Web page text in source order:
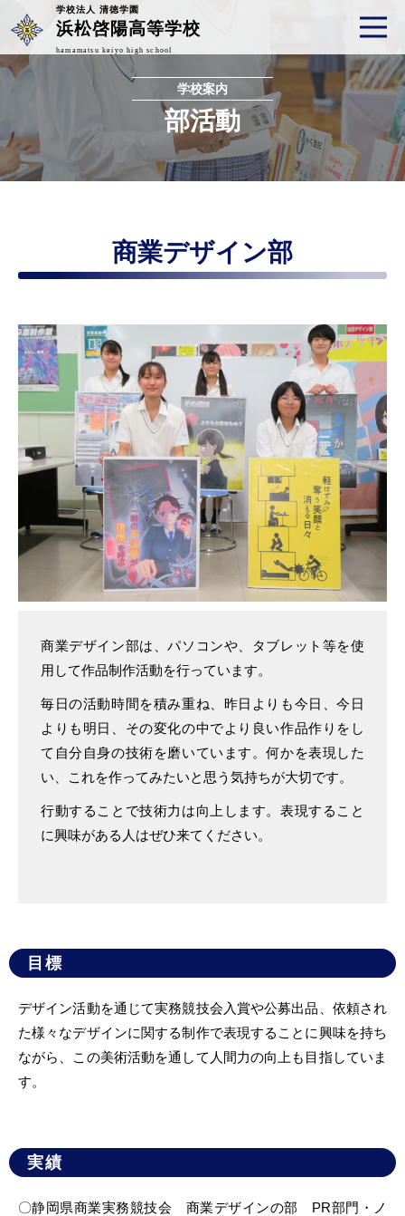
学校法人 清徳学園
浜松啓陽高等学校
hamamatsu keiyo high school
学校案内
部活動
商業デザイン部
商業デザイン部は、パソコンや、タブレット等を使
用して作品制作活動を行っています。
毎日の活動時間を積み重ね、昨日よりも今日、今日
よりも明日、その変化の中でより良い作品作りをし
て自分自身の技術を磨いています。何かを表現した
い、これを作ってみたいと思う気持ちが大切です。
行動することで技術力は向上します。表現すること
に興味がある人はぜひ来てください。
目標
デザイン活動を通じて実務競技会入賞や公募出品、依頼され
た様々なデザインに関する制作で表現することに興味を持ち
ながら、この美術活動を通して人間力の向上も目指していま
す。
実績
〇静岡県商業実務競技会 商業デザインの部 PR部門・ノ